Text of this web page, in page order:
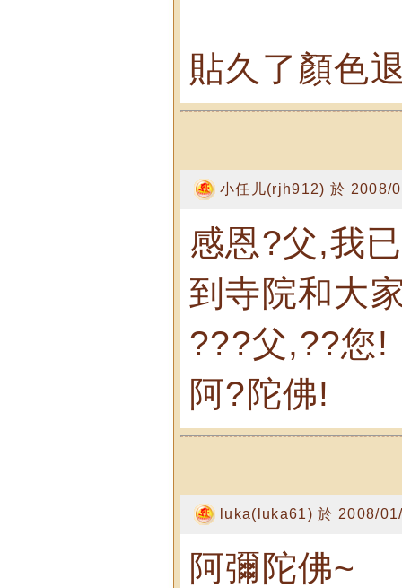
貼久了顏色
小任儿(rjh912) 於 2008/
感恩?父,我
到寺院和大
???父,??您!
阿?陀佛!
luka(luka61) 於 2008/
阿彌陀佛~